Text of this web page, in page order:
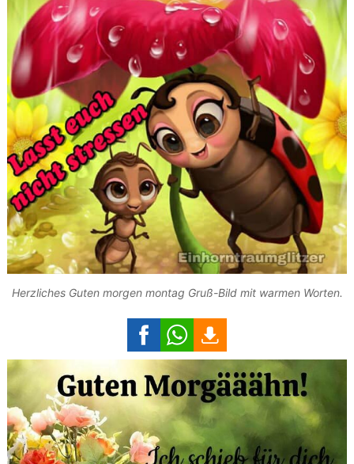
Herzliches Guten morgen montag Gruß-Bild mit warmen Worten.